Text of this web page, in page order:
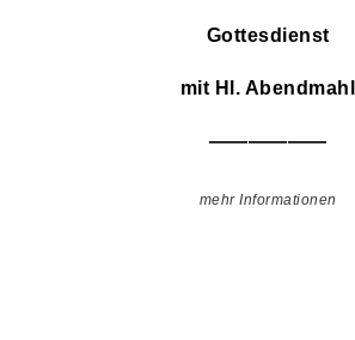
Gottesdienst
mit Hl. Abendmahl
——————
mehr Informationen